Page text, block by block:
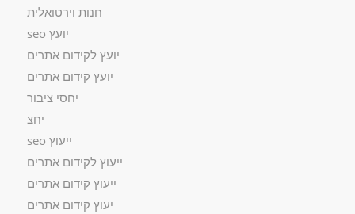
חנות וירטואלית
יועץ seo
יועץ לקידום אתרים
יועץ קידום אתרים
יחסי ציבור
יחצ
ייעוץ seo
ייעוץ לקידום אתרים
ייעוץ קידום אתרים
יעוץ קידום אתרים